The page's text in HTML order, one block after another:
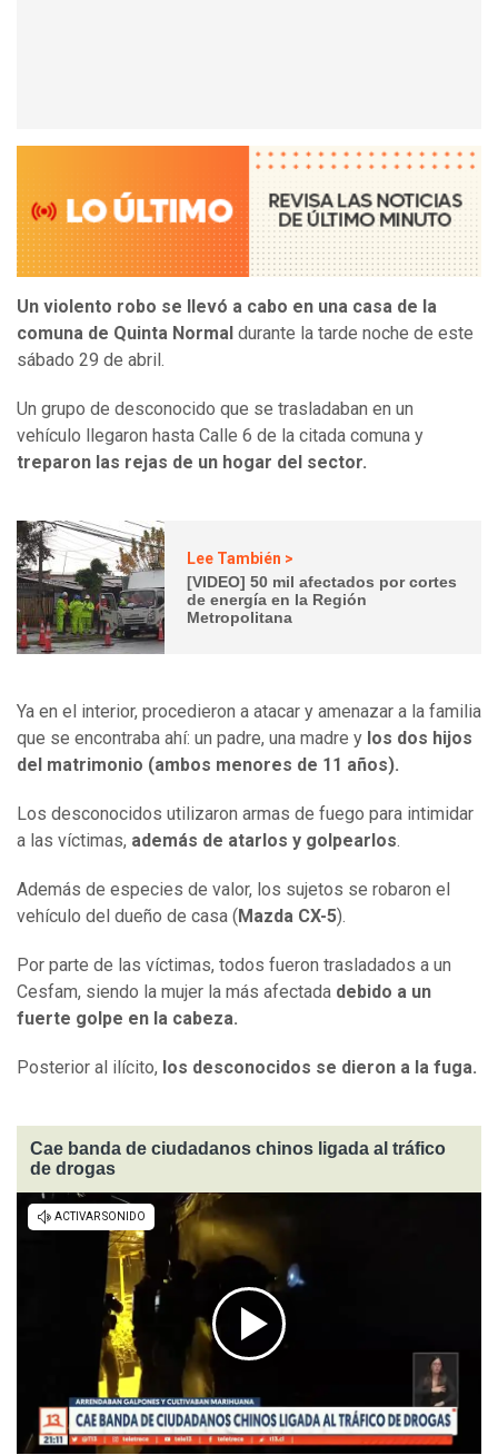
Un violento robo se llevó a cabo en una casa de la
comuna de Quinta Normal durante la tarde noche de este
sábado 29 de abril.
Un grupo de desconocido que se trasladaban en un
vehículo llegaron hasta Calle 6 de la citada comuna y
treparon las rejas de un hogar del sector.
Lee También >
[VIDEO] 50 mil afectados por cortes
de energía en la Región
Metropolitana
Ya en el interior, procedieron a atacar y amenazar a la familia
que se encontraba ahí: un padre, una madre y los dos hijos
del matrimonio (ambos menores de 11 años).
Los desconocidos utilizaron armas de fuego para intimidar
a las víctimas, además de atarlos y golpearlos.
Además de especies de valor, los sujetos se robaron el
vehículo del dueño de casa ( Mazda CX-5).
Por parte de las víctimas, todos fueron trasladados a un
Cesfam, siendo la mujer la más afectada debido a un
fuerte golpe en la cabeza.
Posterior al ilícito, los desconocidos se dieron a la fuga.
Cae banda de ciudadanos chinos ligada al tráfico
de drogas